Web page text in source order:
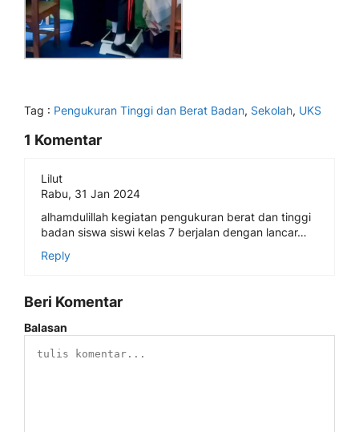
Tag : Pengukuran Tinggi dan Berat Badan, Sekolah, UKS
1 Komentar
Lilut
Rabu, 31 Jan 2024
alhamdulillah kegiatan pengukuran berat dan tinggi
badan siswa siswi kelas 7 berjalan dengan lancar…
Reply
Beri Komentar
Balasan